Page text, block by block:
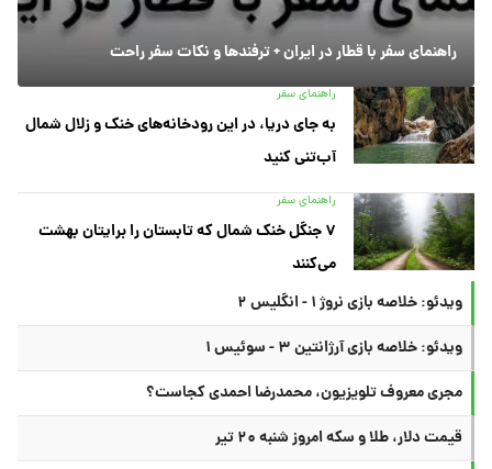
راهنمای سفر با قطار در ایران + ترفندها و نکات سفر راحت
راهنمای سفر
به جای دریا، در این رودخانه‌های خنک و زلال شمال
آب‌تنی کنید
راهنمای سفر
۷ جنگل خنک شمال که تابستان را برایتان بهشت
می‌کنند
ویدئو: خلاصه بازی نروژ ۱ - انگلیس ۲
ویدئو: خلاصه بازی آرژانتین ۳ - سوئیس ۱
مجری معروف تلویزیون، محمدرضا احمدی کجاست؟
قیمت دلار، طلا و سکه امروز شنبه ۲۰ تیر